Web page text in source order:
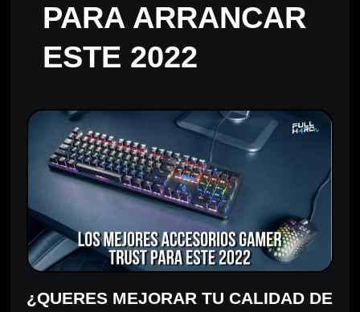
PARA ARRANCAR
ESTE 2022
¿QUERES MEJORAR TU CALIDAD DE